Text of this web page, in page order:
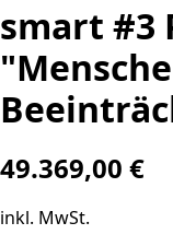
smart #3
49.369,00 €
inkl. MwSt.